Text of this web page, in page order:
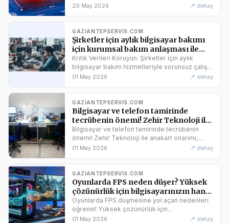
fanlar sanki uçak kalkıyormuş gibi bağırmaya
20 May 2026 ↗ detay
GAZIANTEPSERVIS.COM
Şirketler için aylık bilgisayar bakımı
için kurumsal bakım anlaşması ile
kesintisiz hizmetten faydalanın.
Kritik Verileri Koruyun: Şirketler için aylık
bilgisayar bakım hizmetleriyle sorunsuz çalışın
ve kesintisiz iş sürekliliğini sağlayın.
01 May 2026 ↗ detay
GAZIANTEPSERVIS.COM
Bilgisayar ve telefon tamirinde
tecrübenin önemi! Zehir Teknoloji ile
anakart onarımı, BGA ve mikro
Bilgisayar ve telefon tamirinde tecrübenin
önemi! Zehir Teknoloji ile anakart onarımı,
BGA ve mikro-lehimleme gibi profesyonel
01 May 2026 ↗ detay
GAZIANTEPSERVIS.COM
Oyunlarda FPS neden düşer? Yüksek
çözünürlük için bilgisayarınızın hangi
parçası önemli? FPS artırma
yöntemleri hakkında bilgi alın.
Oyunlarda FPS düşmesine yol açan nedenleri
öğrenin! Yüksek çözünürlük için
bilgisayarınızın hangi parçasının önemli
01 May 2026 ↗ detay